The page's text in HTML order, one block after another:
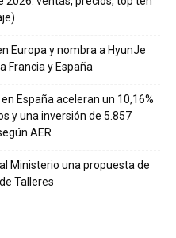
Europa y nombra a HyunJe
Francia y España
España aceleran un 10,16%
y una inversión de 5.857
AER
Ministerio una propuesta de
Talleres